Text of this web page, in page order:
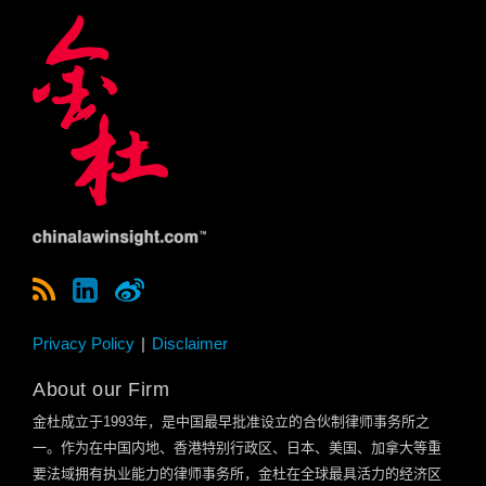
Privacy Policy Disclaimer
About our Firm
金杜成立于1993年，是中国最早批准设立的合伙制律师事务所之
一。作为在中国内地、香港特别行政区、日本、美国、加拿大等重
要法域拥有执业能力的律师事务所，金杜在全球最具活力的经济区